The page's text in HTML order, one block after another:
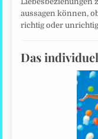
aussagen können,
richtig oder
Das